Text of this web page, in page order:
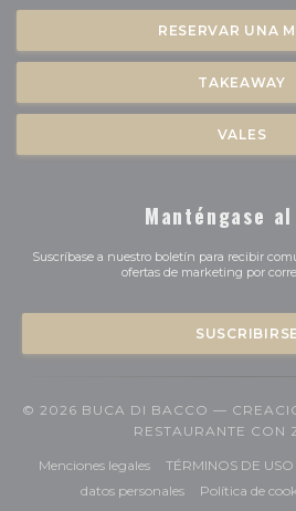
RESERVAR UNA
TAKEAWAY
VALES
Manténgase
Suscríbase a nuestro boletín para recibir
ofertas de marketing por
SUSCRIBIRSE
© 2026 BUCA DI BACCO —
RESTAURANTE CON
Menciones legales((abre en una nueva
TÉRMINOS DE USO
datos personales((abre en una
Política de